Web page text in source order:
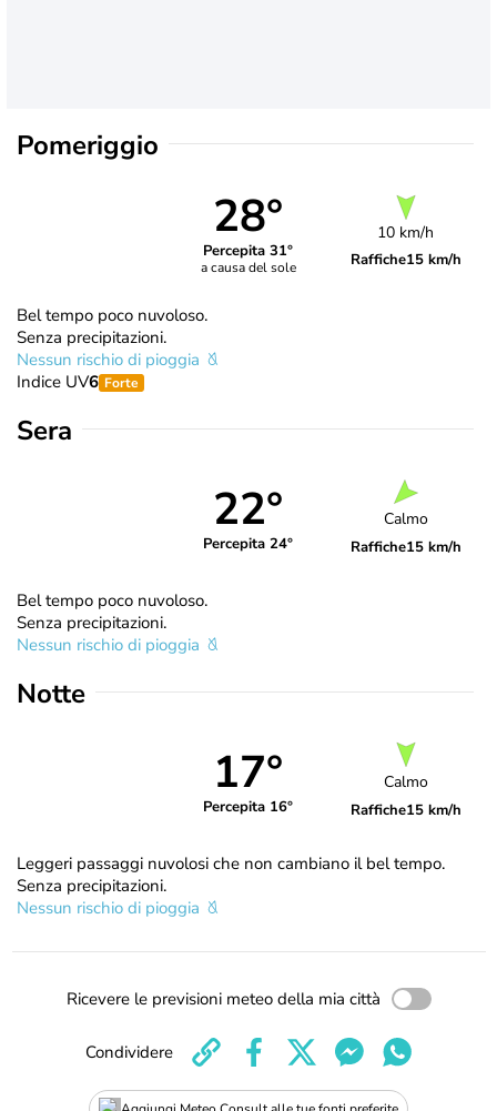
Pomeriggio
28°
Percepita 31°
a causa del sole
10 km/h
Raffiche15 km/h
Bel tempo poco nuvoloso.
Senza precipitazioni.
Nessun rischio di pioggia
Indice UV6 Forte
Sera
22°
Percepita 24°
Calmo
Raffiche15 km/h
Bel tempo poco nuvoloso.
Senza precipitazioni.
Nessun rischio di pioggia
Notte
17°
Percepita 16°
Calmo
Raffiche15 km/h
Leggeri passaggi nuvolosi che non cambiano il bel tempo.
Senza precipitazioni.
Nessun rischio di pioggia
Ricevere le previsioni meteo della mia città
Condividere